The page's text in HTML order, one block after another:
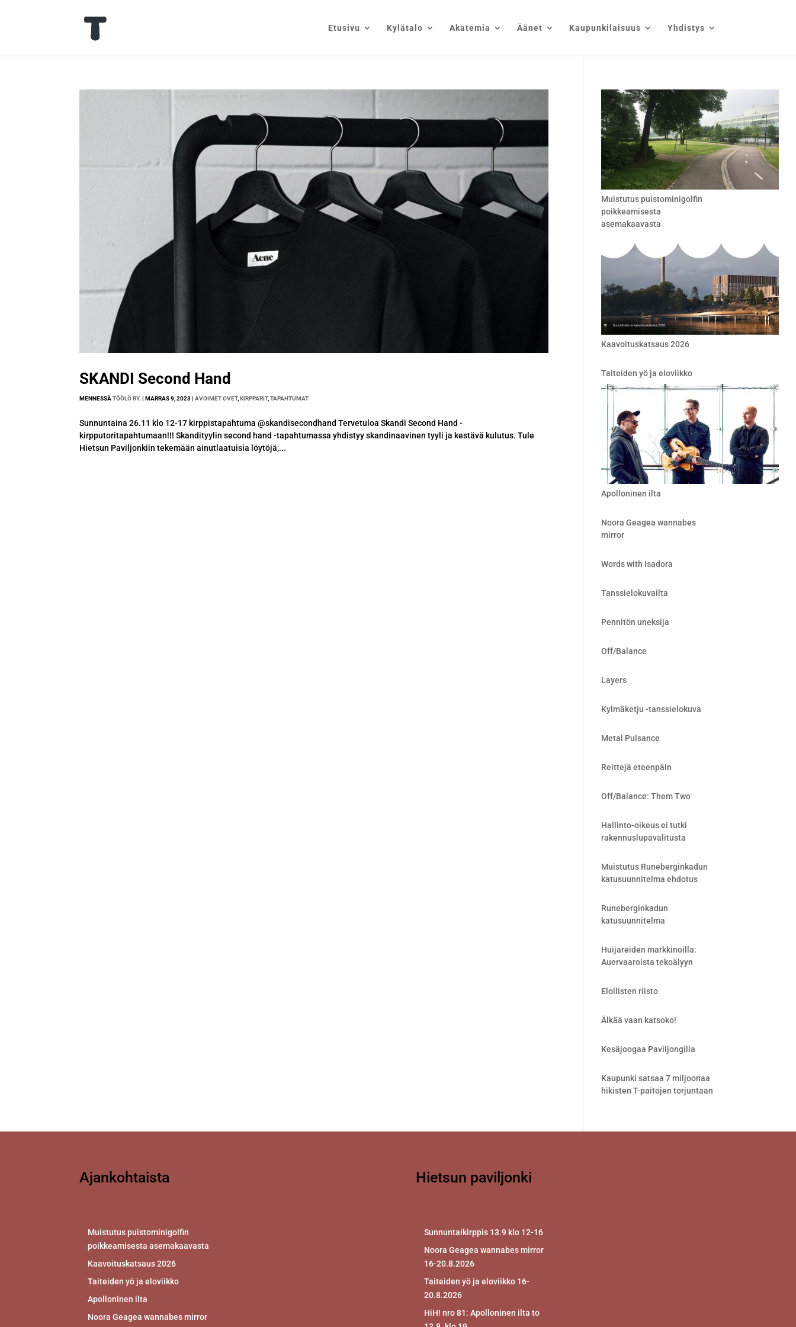
Etusivu Kylätalo Akatemia Äänet Kaupunkilaisuus Yhdistys
SKANDI Second Hand
MENNESSÄTÖÖLÖ RY. |MARRAS 9, 2023|AVOIMET OVET,KIRPPARIT,TAPAHTUMAT
Sunnuntaina 26.11 klo 12-17 kirppistapahtuma @skandisecondhand Tervetuloa Skandi Second Hand -
kirpputoritapahtumaan!!! Skandityylin second hand -tapahtumassa yhdistyy skandinaavinen tyyli ja kestävä kulutus. Tule
Hietsun Paviljonkiin tekemään ainutlaatuisia löytöjä;...
Muistutus puistominigolfin
poikkeamisesta
asemakaavasta
Kaavoituskatsaus 2026
Taiteiden yö ja eloviikko
Apolloninen ilta
Noora Geagea wannabes
mirror
Words with Isadora
Tanssielokuvailta
Pennitön uneksija
Off/Balance
Layers
Kylmäketju -tanssielokuva
Metal Pulsance
Reittejä eteenpäin
Off/Balance: Them Two
Hallinto-oikeus ei tutki
rakennuslupavalitusta
Muistutus Runeberginkadun
katusuunnitelma ehdotus
Runeberginkadun
katusuunnitelma
Huijareiden markkinoilla:
Auervaaroista tekoälyyn
Elollisten riisto
Älkää vaan katsoko!
Kesäjoogaa Paviljongilla
Kaupunki satsaa 7 miljoonaa
hikisten T-paitojen torjuntaan
Ajankohtaista
Muistutus puistominigolfin
poikkeamisesta asemakaavasta
Kaavoituskatsaus 2026
Taiteiden yö ja eloviikko
Apolloninen ilta
Noora Geagea wannabes mirror
Hietsun paviljonki
Sunnuntaikirppis 13.9 klo 12-16
Noora Geagea wannabes mirror
16-20.8.2026
Taiteiden yö ja eloviikko 16-
20.8.2026
HiH! nro 81: Apolloninen ilta to